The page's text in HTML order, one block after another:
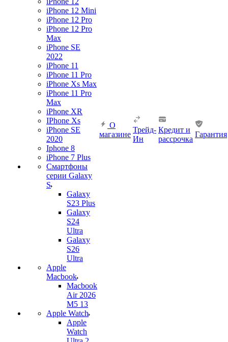
iPhone 12 Mini
iPhone 12 Pro
iPhone 12 Pro
Max
iPhone SE
2022
iPhone 11
iPhone 11 Pro
iPhone Xs Max
iPhone 11 Pro
Max
iPhone XR
IPhone Xs
iPhone SE
2020
Iphone 8
iPhone 7 Plus
Смартфоны
серии Galaxy
S
Galaxy
S23 Plus
Galaxy
S24
Ultra
Galaxy
S26
Ultra
Apple
Macbook
Macbook
Air 2026
M5 13
Apple Watch
Apple
Watch
О
магазине
Трейд-
Ин
Кредит и
рассрочка
Гарантия